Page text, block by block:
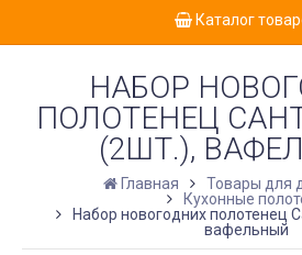
Каталог
НАБОР
ПОЛОТЕНЕЦ
(2ШТ.),
Главная
Товары для
Кухонные
Набор новогодних полотенец
вафельный